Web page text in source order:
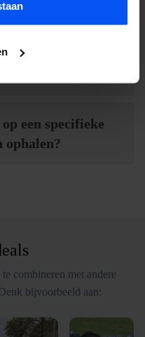
een e-
een specifieke
ophalen?
combineren met andere
bijvoorbeeld aan: